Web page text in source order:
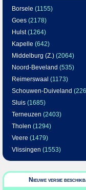
Borsele (1155)
Goes (2178)
Hulst(1264)
Kapelle (642)
Middelburg (Z.) (2064)
Noord-Beveland (535)
Reimerswaal (1173)
Schouwen-Duiveland
Sluis (1685)
Terneuzen (2403)
Tholen (1294)
Veere (1479)
Vlissingen (1553)
Nieuwe versie